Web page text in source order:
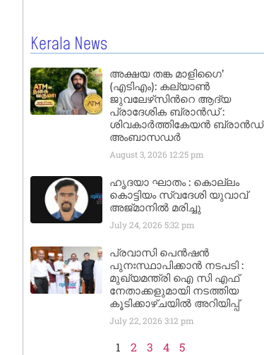
Kerala News
അക്ഷയ തങ്ക മാളിഗൈ’
(എടിഎം): കല്യാണ്‍
ജുവലേഴ്‌സിന്‍റെ ആദ്യ
പ്രാദേശിക ബ്രാന്‍ഡ് :
ശിവകാര്‍ത്തികേയന്‍ ബ്രാന്‍ഡ്
അംബാസഡര്‍
August 3, 2026 12:25 pm
ഹൃദയാ ഘാതം : കൊല്ലം
കൊട്ടിയം സ്വദേശി യുവാവ്
അജ്മാനിൽ മരിച്ചു
July 24, 2026 5:32 pm
പ്രവാസി പെൻഷൻ
പുനഃസ്ഥാപിക്കാൻ നടപടി :
മുഖ്യമന്ത്രി ഐ സി എഫ്
നേതാക്കളുമായി നടത്തിയ
കൂടിക്കാഴ്ചയിൽ അറിയിപ്പ്
July 22, 2026 3:12 pm
1 2 3 4 5